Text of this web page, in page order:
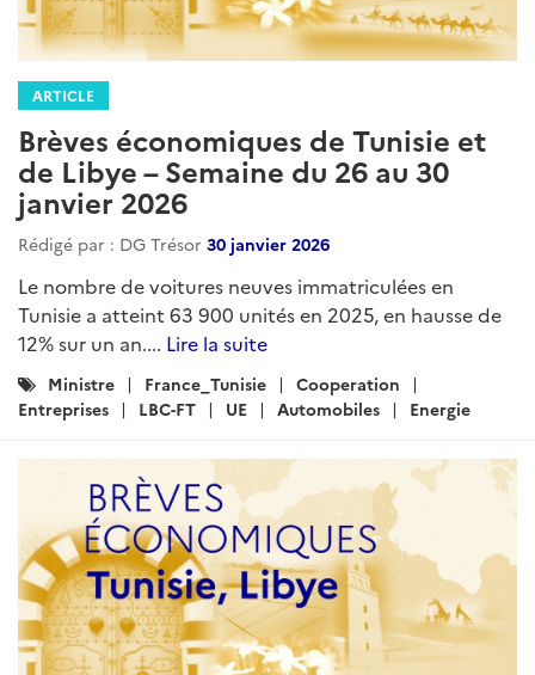
ARTICLE
Brèves économiques de Tunisie et
de Libye – Semaine du 26 au 30
janvier 2026
Rédigé par : DG Trésor 30 janvier 2026
Le nombre de voitures neuves immatriculées en
Tunisie a atteint 63 900 unités en 2025, en hausse de
12% sur un an.... Lire la suite
Catégories
:
Ministre France_Tunisie
Cooperation
Entreprises
LBC-FT UE Automobiles Energie